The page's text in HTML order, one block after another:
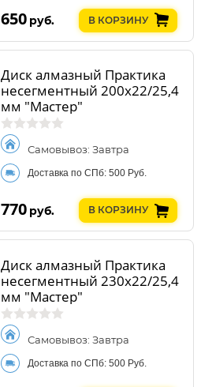
650 руб. В КОРЗИНУ
Диск алмазный Практика
несегментный 200х22/25,4
мм "Мастер"
Самовывоз: Завтра
Доставка по СПб: 500 Руб.
770 руб. В КОРЗИНУ
Диск алмазный Практика
несегментный 230х22/25,4
мм "Мастер"
Самовывоз: Завтра
Доставка по СПб: 500 Руб.